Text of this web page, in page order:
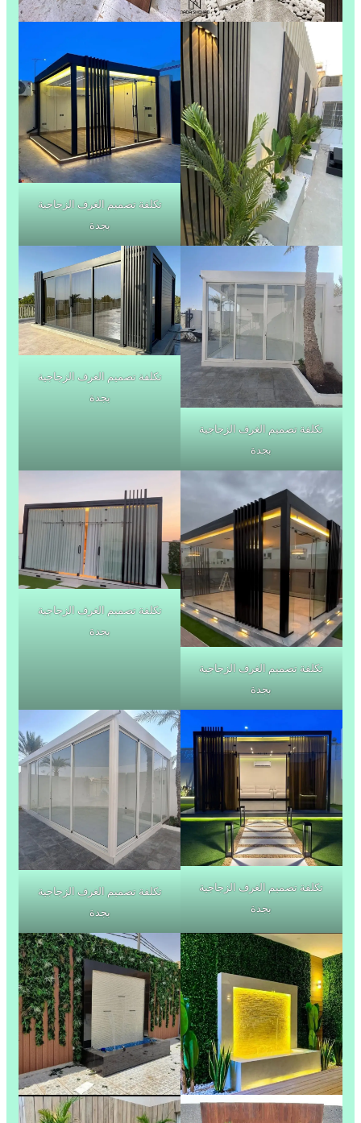
تكلفة تصميم الغرف الزجاجية
بجدة
تكلفة تصميم الغرف الزجاجية
بجدة
تكلفة تصميم الغرف الزجاجية
بجدة
تكلفة تصميم الغرف الزجاجية
بجدة
تكلفة تصميم الغرف الزجاجية
بجدة
تكلفة تصميم الغرف الزجاجية
بجدة
تكلفة تصميم الغرف الزجاجية
بجدة